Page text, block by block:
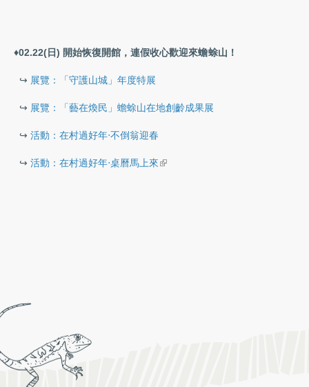
♦️02.22(日) 開始恢復開館，連假收心歡迎來蟾蜍山！
​ ↪︎ 展覽：「守護山城」年度特展
​ ↪︎ 展覽：「藝在煥民」蟾蜍山在地創齡成果展
​ ↪︎活動：在村過好年‧不倒翁迎春
​ ↪︎活動：在村過好年‧桌曆馬上來(link is external)